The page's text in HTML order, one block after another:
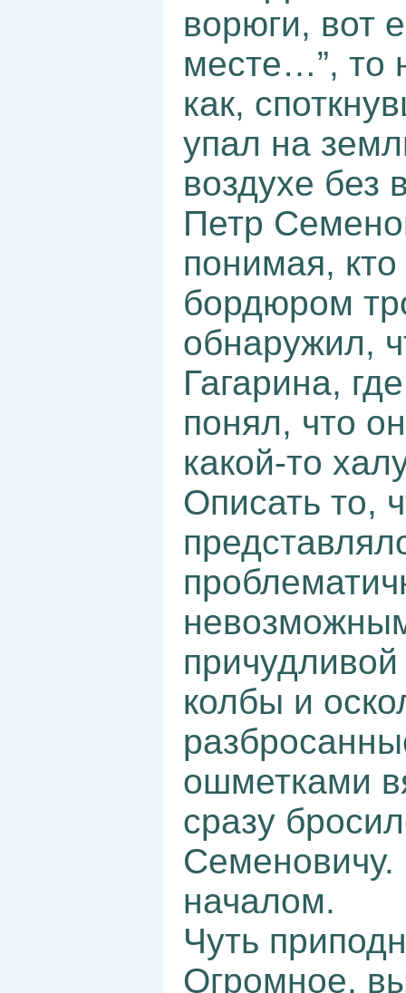
ворюги, вот
месте…”, то
как,
упал на
воздухе без
Петр
понимая,
бордюром
обнаружил,
Гагарина,
понял, что
какой-то
Описать то,
колбы и
ошметками
сразу
Семеновичу.
началом.
Чуть
Огромное,